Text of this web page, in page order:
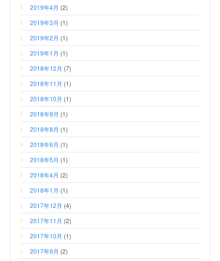
2019年4月 (2)
2019年3月 (1)
2019年2月 (1)
2019年1月 (1)
2018年12月 (7)
2018年11月 (1)
2018年10月 (1)
2018年9月 (1)
2018年8月 (1)
2018年6月 (1)
2018年5月 (1)
2018年4月 (2)
2018年1月 (1)
2017年12月 (4)
2017年11月 (2)
2017年10月 (1)
2017年9月 (2)